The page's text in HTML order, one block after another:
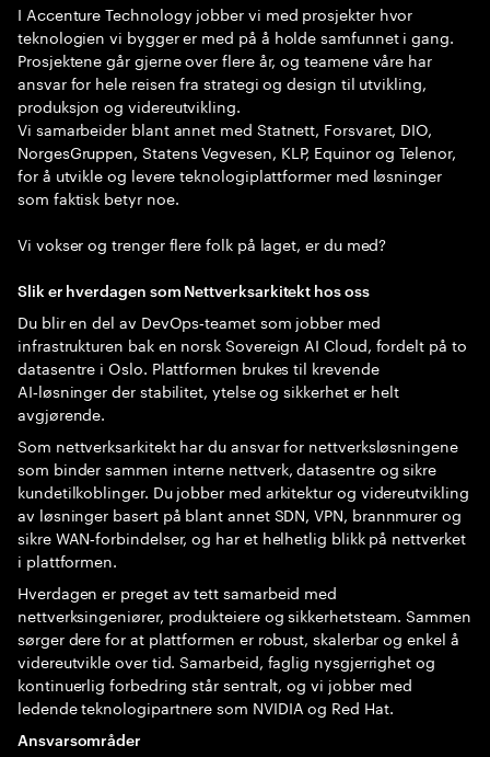
I Accenture Technology jobber vi med prosjekter hvor
teknologien vi bygger er med på å holde samfunnet i gang.
Prosjektene går gjerne over flere år, og teamene våre har
ansvar for hele reisen fra strategi og design til utvikling,
produksjon og videreutvikling.
Vi samarbeider blant annet med Statnett, Forsvaret, DIO,
NorgesGruppen, Statens Vegvesen, KLP, Equinor og Telenor,
for å utvikle og levere teknologiplattformer med løsninger
som faktisk betyr noe.
Vi vokser og trenger flere folk på laget, er du med?
Slik er hverdagen som Nettverksarkitekt hos oss
Du blir en del av DevOps‑teamet som jobber med
infrastrukturen bak en norsk Sovereign AI Cloud, fordelt på to
datasentre i Oslo. Plattformen brukes til krevende
AI‑løsninger der stabilitet, ytelse og sikkerhet er helt
avgjørende.
Som nettverksarkitekt har du ansvar for nettverksløsningene
som binder sammen interne nettverk, datasentre og sikre
kundetilkoblinger. Du jobber med arkitektur og videreutvikling
av løsninger basert på blant annet SDN, VPN, brannmurer og
sikre WAN‑forbindelser, og har et helhetlig blikk på nettverket
i plattformen.
Hverdagen er preget av tett samarbeid med
nettverksingeniører, produkteiere og sikkerhetsteam. Sammen
sørger dere for at plattformen er robust, skalerbar og enkel å
videreutvikle over tid. Samarbeid, faglig nysgjerrighet og
kontinuerlig forbedring står sentralt, og vi jobber med
ledende teknologipartnere som NVIDIA og Red Hat.
Ansvarsområder